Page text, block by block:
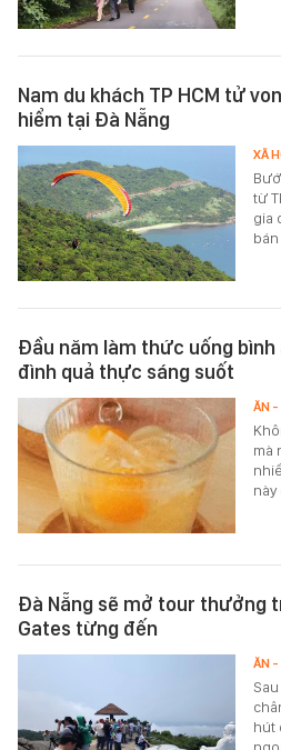
Nam du khách TP HCM tử
hiểm tại Đà Nẵng
từ
gia
XÃ
Đầu năm làm thức uống bình
đình quả thực sáng suốt
mà
này
ĂN
Đà Nẵng sẽ mở tour thưởng
Gates từng đến
hút
ĂN